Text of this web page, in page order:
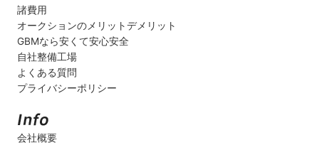
諸費用
オークションのメリットデメリット
GBMなら安くて安心安全
自社整備工場
よくある質問
プライバシーポリシー
会社概要